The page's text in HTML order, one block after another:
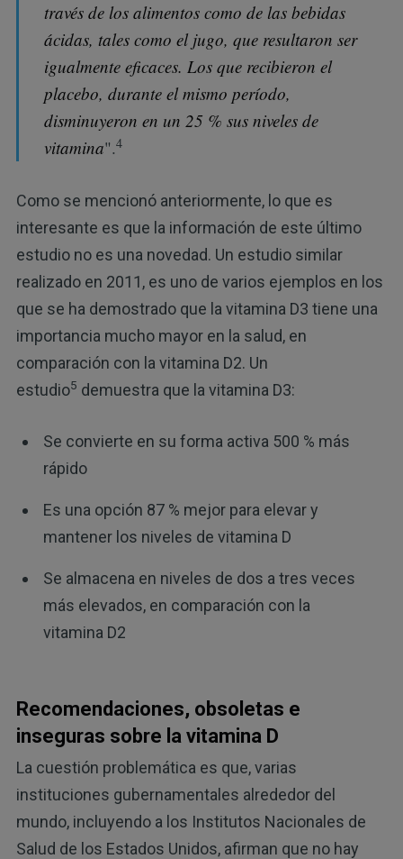
través de los alimentos como de las bebidas
ácidas, tales como el jugo, que resultaron ser
igualmente eficaces. Los que recibieron el
placebo, durante el mismo período,
disminuyeron en un 25 % sus niveles de
vitamina".4
Como se mencionó anteriormente, lo que es
interesante es que la información de este último
estudio no es una novedad. Un estudio similar
realizado en 2011, es uno de varios ejemplos en los
que se ha demostrado que la vitamina D3 tiene una
importancia mucho mayor en la salud, en
comparación con la vitamina D2. Un
estudio5 demuestra que la vitamina D3:
Se convierte en su forma activa 500 % más
rápido
Es una opción 87 % mejor para elevar y
mantener los niveles de vitamina D
Se almacena en niveles de dos a tres veces
más elevados, en comparación con la
vitamina D2
Recomendaciones, obsoletas e
inseguras sobre la vitamina D
La cuestión problemática es que, varias
instituciones gubernamentales alrededor del
mundo, incluyendo a los Institutos Nacionales de
Salud de los Estados Unidos, afirman que no hay